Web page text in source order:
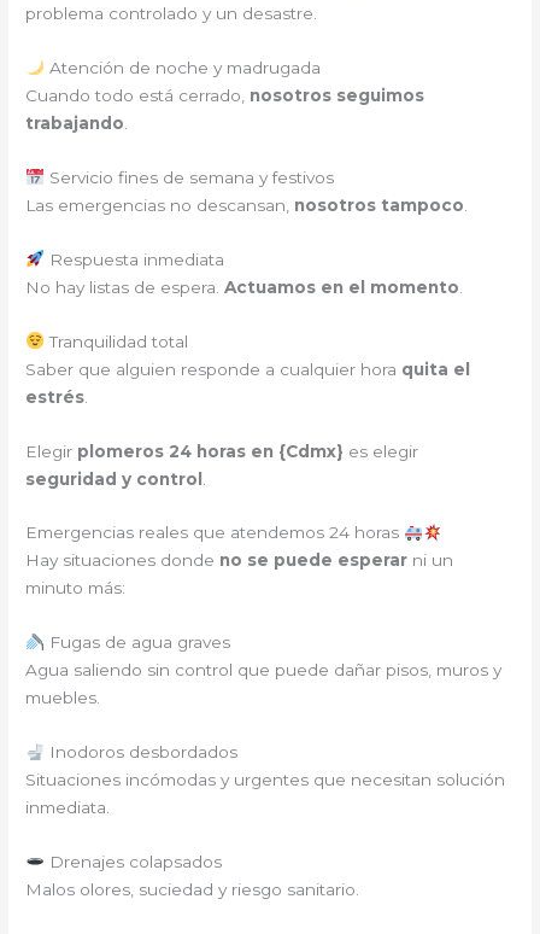
problema controlado y un desastre.
Atención de noche y madrugada
Cuando todo está cerrado, nosotros seguimos
trabajando
Servicio fines de semana y festivos
Las emergencias no descansan, nosotros tampoco
Respuesta inmediata
No hay listas de espera.Actuamos en el momento
Tranquilidad total
Saber que alguien responde a cualquier hora quita el
estrés
Elegir plomeros 24 horas en {Cdmx} es elegir
seguridad y control
Emergencias reales que atendemos 24 horas
Hay situaciones donde no se puede esperar ni un
minuto más:
Fugas de agua graves
Agua saliendo sin control que puede dañar pisos, muros y
muebles.
Inodoros desbordados
Situaciones incómodas y urgentes que necesitan solución
inmediata.
Drenajes colapsados
Malos olores, suciedad y riesgo sanitario.